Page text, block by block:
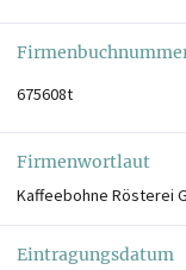
675608t
Firmenwortlaut
Kaffeebohne Rösterei
Eintragungsdatum